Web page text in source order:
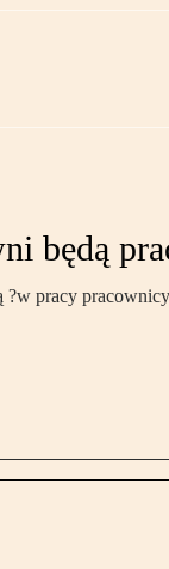
będą
pracy